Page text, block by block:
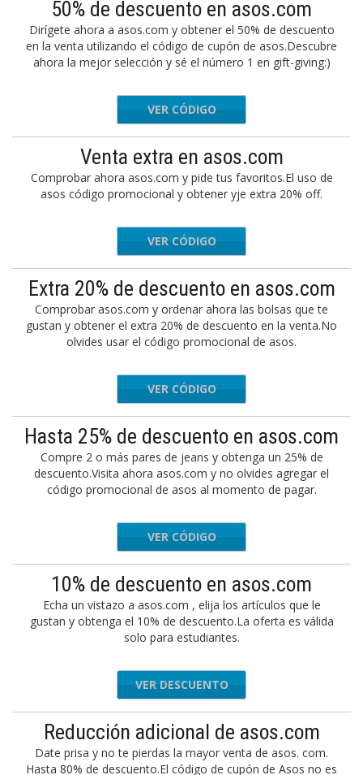
50% de descuento en asos.com
Dirígete ahora a asos.com y obtener el 50% de descuento
en la venta utilizando el código de cupón de asos.Descubre
ahora la mejor selección y sé el número 1 en gift-giving:)
MYSTERY
VER CÓDIGO
Venta extra en asos.com
Comprobar ahora asos.com y pide tus favoritos.El uso de
asos código promocional y obtener yje extra 20% off.
SAVINGS
VER CÓDIGO
Extra 20% de descuento en asos.com
Comprobar asos.com y ordenar ahora las bolsas que te
gustan y obtener el extra 20% de descuento en la venta.No
olvides usar el código promocional de asos.
EXTRAS
VER CÓDIGO
Hasta 25% de descuento en asos.com
Compre 2 o más pares de jeans y obtenga un 25% de
descuento.Visita ahora asos.com y no olvides agregar el
código promocional de asos al momento de pagar.
imdeals
VER CÓDIGO
10% de descuento en asos.com
Echa un vistazo a asos.com , elija los artículos que le
gustan y obtenga el 10% de descuento.La oferta es válida
solo para estudiantes.
VER DESCUENTO
Reducción adicional de asos.com
Date prisa y no te pierdas la mayor venta de asos. com.
Hasta 80% de descuento.El código de cupón de Asos no es